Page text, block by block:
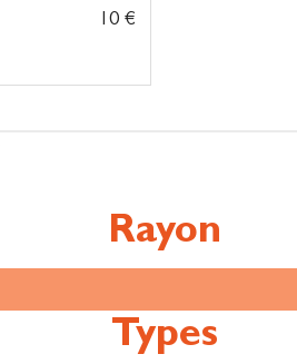
10 €
Rayon
Types